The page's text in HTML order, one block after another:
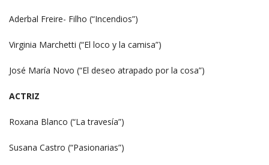
Aderbal Freire- Filho (“Incendios”)
Virginia Marchetti (“El loco y la camisa”)
José María Novo (“El deseo atrapado por la cosa”)
ACTRIZ
Roxana Blanco (“La travesía”)
Susana Castro (“Pasionarias”)